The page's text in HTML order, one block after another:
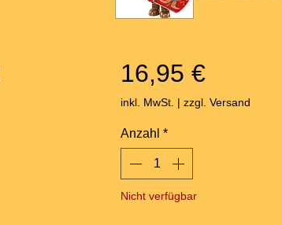
16,95 €Preis
inkl. MwSt. | zzgl. Versand
Anzahl *
Nicht verfügbar